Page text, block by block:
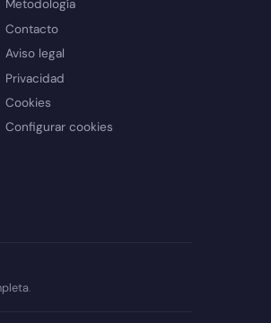
Metodología
Contacto
Aviso legal
Privacidad
Cookies
Configurar cookies
.